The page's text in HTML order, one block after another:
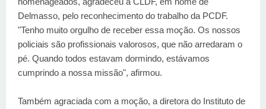
Delmasso, pelo reconhecimento do trabalho da PCDF.
"Tenho muito orgulho de receber essa moção. Os nossos
policiais são profissionais valorosos, que não arredaram o
pé. Quando todos estavam dormindo, estávamos
cumprindo a nossa missão", afirmou.
Também agraciada com a moção, a diretora do Instituto de